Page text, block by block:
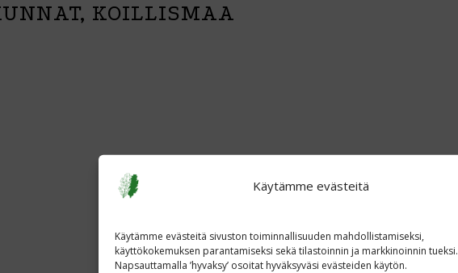
Käytämme evästeitä
Käytämme evästeitä sivuston toiminnallisuuden mahdollistamiseksi,
käyttökokemuksen parantamiseksi sekä tilastoinnin ja markkinoinnin tueksi.
Napsauttamalla ’hyvaksy’ osoitat hyväksyväsi evästeiden käytön.
KOILLISMAA